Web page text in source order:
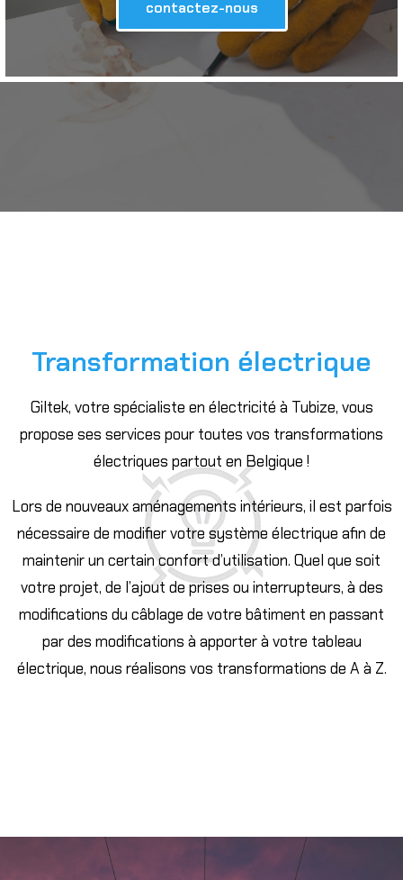
contactez-nous
Transformation électrique
Giltek, votre spécialiste en électricité à Tubize, vous
propose ses services pour toutes vos transformations
électriques partout en Belgique !
Lors de nouveaux aménagements intérieurs, il est parfois
nécessaire de modifier votre système électrique afin de
maintenir un certain confort d’utilisation. Quel que soit
votre projet, de l’ajout de prises ou interrupteurs, à des
modifications du câblage de votre bâtiment en passant
par des modifications à apporter à votre tableau
électrique, nous réalisons vos transformations de A à Z.